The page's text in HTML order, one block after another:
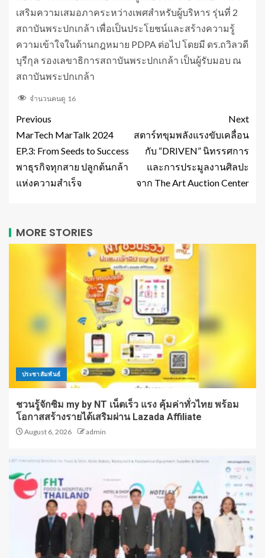
เสริมความเสมอภาคระหว่างเพศสําหรับผู้บริหาร รุ่นที่ 2
สถาบันพระปกเกล้า เพื่อเป็นประโยชน์และสร้างความรู้
ความเข้าใจในด้านกฎหมาย PDPA ต่อไป โดยมี ดร.ถวิลวดี
บุรีกุล รองเลขาธิการสถาบันพระปกเกล้า เป็นผู้รับมอบ ณ
สถาบันพระปกเกล้า
จำนวนคนดู 16
Previous
MarTech MarTalk 2024
EP.3: From Seeds to Success
พาธุรกิจทุกสาย ปลูกต้นกล้า
แห่งความสำเร็จ
Next
สตาร์ทขุมพลังแรงขับเคลื่อน
กับ “DRIVEN” นิทรรศการ
และการประมูลงานศิลปะ
จาก The Art Auction Center
MORE STORIES
ประชาสัมพันธ์
ชวนรู้จักซิม my by NT เน็ตเร็ว แรง คุ้มค่าทั่วไทย พร้อม
โอกาสสร้างรายได้เสริมผ่าน Lazada Affiliate
August 6, 2026 admin